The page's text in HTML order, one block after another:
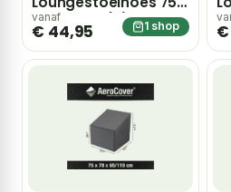
78 x 65-90(h) cm
vanaf
€ 44,95 1 shop €